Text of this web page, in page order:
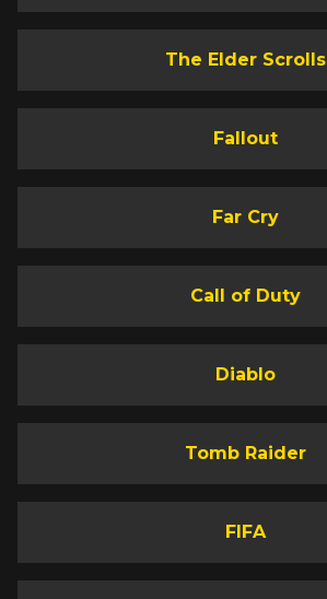
The Elder Scrolls
Fallout
Far Cry
Call of Duty
Diablo
Tomb Raider
FIFA